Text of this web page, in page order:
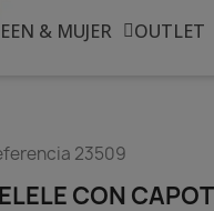
& MUJER OUTLET
23509
CON